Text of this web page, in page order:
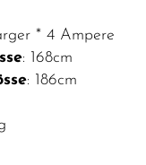
* 4 Ampere
: 168cm
: 186cm